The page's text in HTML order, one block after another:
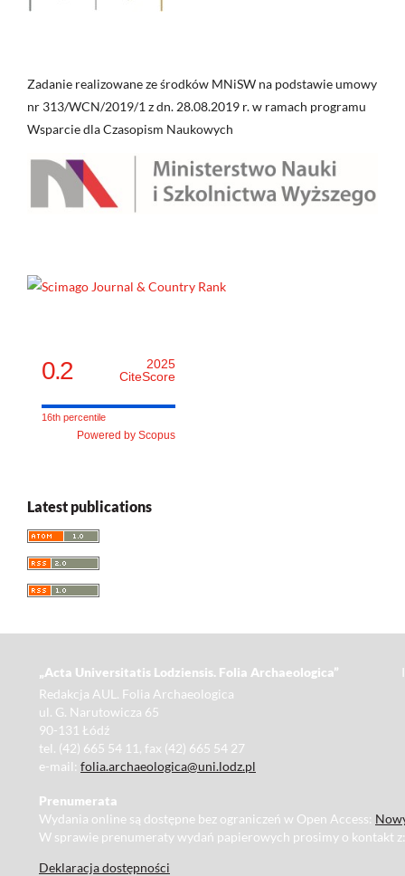
Zadanie realizowane ze środków MNiSW na podstawie umowy
nr 313/WCN/2019/1 z dn. 28.08.2019 r. w ramach programu
Wsparcie dla Czasopism Naukowych
0.2
2025
CiteScore
16th percentile
Powered by Scopus
Latest publications
„Acta Universitatis Lodziensis. Folia Archaeologica”
Redakcja AUL. Folia Archaeologica
ul. G. Narutowicza 65
90-131 Łódź
tel. (42) 665 54 11, fax (42) 665 54 27
e-mail: folia.archaeologica@uni.lodz.pl
Prenumerata
Wydania online są dostępne bez ograniczeń w Open Access:
W sprawie prenumeraty wydań papierowych prosimy o kontakt
Deklaracja dostępności